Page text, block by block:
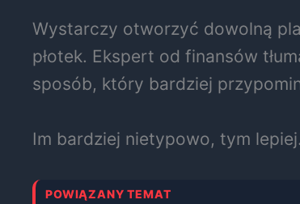
Wystarczy otworzyć dowolną
płotek. Ekspert od finansów
sposób, który bardziej
Im bardziej nietypowo, tym lepiej.
POWIĄZANY TEMAT